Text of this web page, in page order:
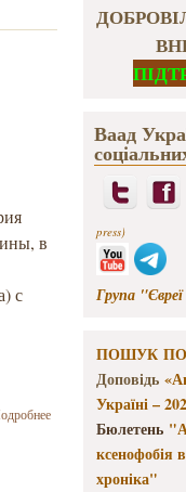
в
с
о
Еврейская
Ваад
press)
Група
ПОШУК
Доповідь
Україні –
Бюлетень
ксенофобія
хроніка"